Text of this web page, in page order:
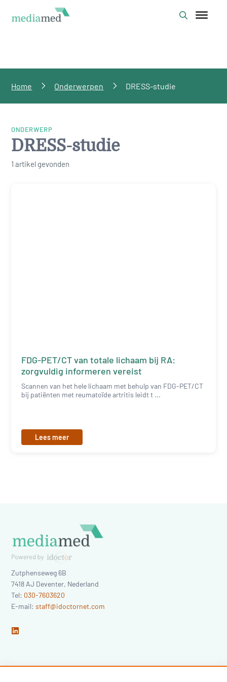
Home Onderwerpen DRESS-studie
ONDERWERP
DRESS-studie
1 artikel gevonden
FDG-PET/CT van totale lichaam bij RA:
zorgvuldig informeren vereist
Scannen van het hele lichaam met behulp van FDG-PET/CT
bij patiënten met reumatoïde artritis leidt t ...
Lees meer
Zutphenseweg 6B
7418 AJ Deventer, Nederland
Tel: 030-7603620
E-mail:staff@idoctornet.com